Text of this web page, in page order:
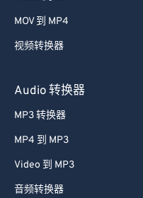
MOV 到 MP4
视频转换器
Audio 转换器
MP3 转换器
MP4 到 MP3
Video 到 MP3
音频转换器